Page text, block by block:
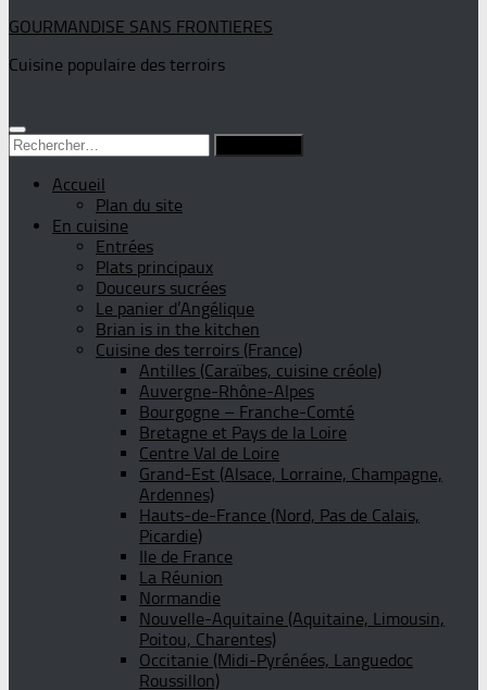
GOURMANDISE SANS FRONTIERES
Cuisine populaire des terroirs
Rechercher :
Accueil
Plan du site
En cuisine
Entrées
Plats principaux
Douceurs sucrées
Le panier d’Angélique
Brian is in the kitchen
Cuisine des terroirs (France)
Antilles (Caraïbes, cuisine créole)
Auvergne-Rhône-Alpes
Bourgogne – Franche-Comté
Bretagne et Pays de la Loire
Centre Val de Loire
Grand-Est (Alsace, Lorraine, Champagne,
Ardennes)
Hauts-de-France (Nord, Pas de Calais,
Picardie)
Ile de France
La Réunion
Normandie
Nouvelle-Aquitaine (Aquitaine, Limousin,
Poitou, Charentes)
Occitanie (Midi-Pyrénées, Languedoc
Roussillon)